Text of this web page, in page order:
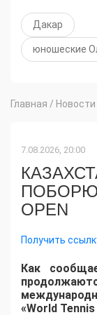
Дакар
юношеские
Главная / Новости
7.08.2026, 20:00
OPEN
Получить
Как
«World